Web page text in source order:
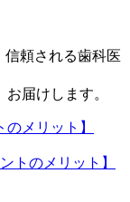
信頼される歯科医
届けします。
トのメリット】